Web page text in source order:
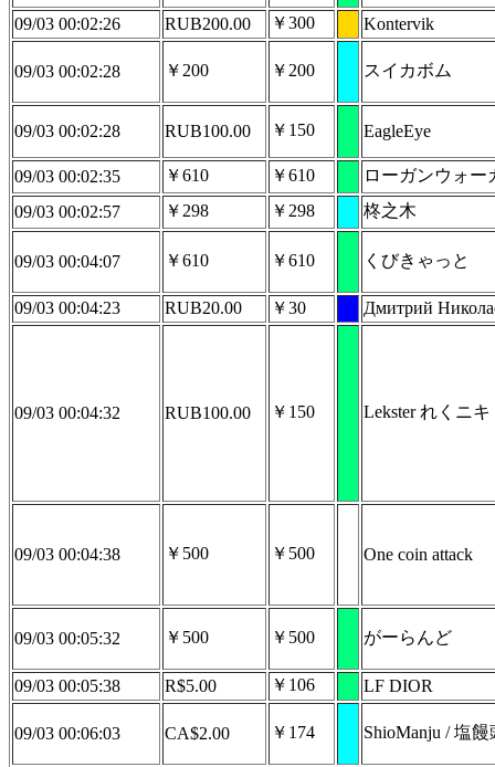
09/03 00:02:26 RUB200.00 ￥300 Kontervik
09/03 00:02:28 ￥200 ￥200 スイカボム
09/03 00:02:28 RUB100.00 ￥150 EagleEye
09/03 00:02:35 ￥610 ￥610
ローガンウォー
09/03 00:02:57
￥298 ￥298 柊之木
09/03 00:04:07 ￥610 ￥610 くびきゃっと
09/03 00:04:23 RUB20.00 ￥30 Дмитрий
09/03 00:04:32 RUB100.00 ￥150 Lekster れくニ
09/03 00:04:38 ￥500 ￥500 One coin attack
09/03 00:05:32 ￥500 ￥500 がーらんど
09/03 00:05:38 R$5.00 ￥106 LF DIOR
09/03 00:06:03 CA$2.00 ￥174 ShioManju / 塩饅